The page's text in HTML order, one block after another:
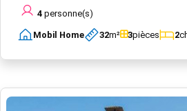
4 personne(s)
Mobil Home 32m² 3pièces 2